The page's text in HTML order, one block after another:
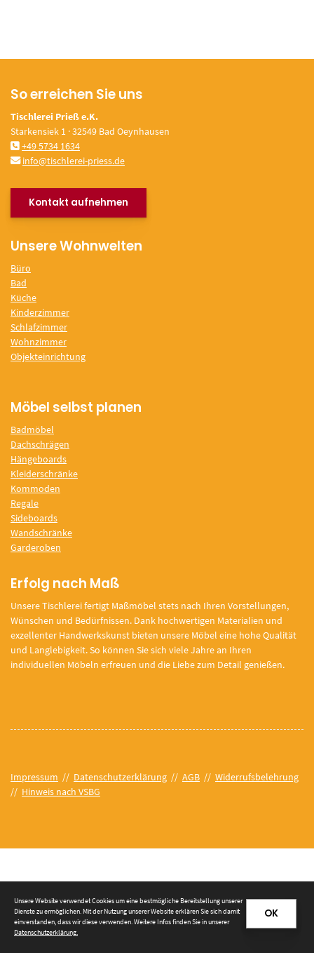
So erreichen Sie uns
Tischlerei Prieß e.K.
Starkensiek 1 · 32549 Bad Oeynhausen
+49 5734 1634
info@tischlerei-priess.de
Kontakt aufnehmen
Unsere Wohnwelten
Büro
Bad
Küche
Kinderzimmer
Schlafzimmer
Wohnzimmer
Objekteinrichtung
Möbel selbst planen
Badmöbel
Dachschrägen
Hängeboards
Kleiderschränke
Kommoden
Regale
Sideboards
Wandschränke
Garderoben
Erfolg nach Maß
Unsere Tischlerei fertigt Maßmöbel stets nach Ihren Vorstellungen,
Wünschen und Bedürfnissen. Dank hochwertigen Materialien und
exzellenter Handwerkskunst bieten unsere Möbel eine hohe Qualität
und Langlebigkeit. So können Sie sich viele Jahre an Ihren
individuellen Möbeln erfreuen und die Liebe zum Detail genießen.
Impressum // Datenschutzerklärung // AGB // Widerrufsbelehrung
// Hinweis nach VSBG
OK
Unsere Website verwendet Cookies um eine bestmögliche Bereitstellung unserer
Dienste zu ermöglichen. Mit der Nutzung unserer Website erklären Sie sich damit
einverstanden, dass wir diese verwenden. Weitere Infos finden Sie in unserer
Datenschutzerklärung.